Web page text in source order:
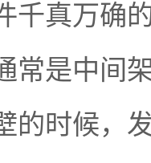
千真万确
常是中间
的时候，